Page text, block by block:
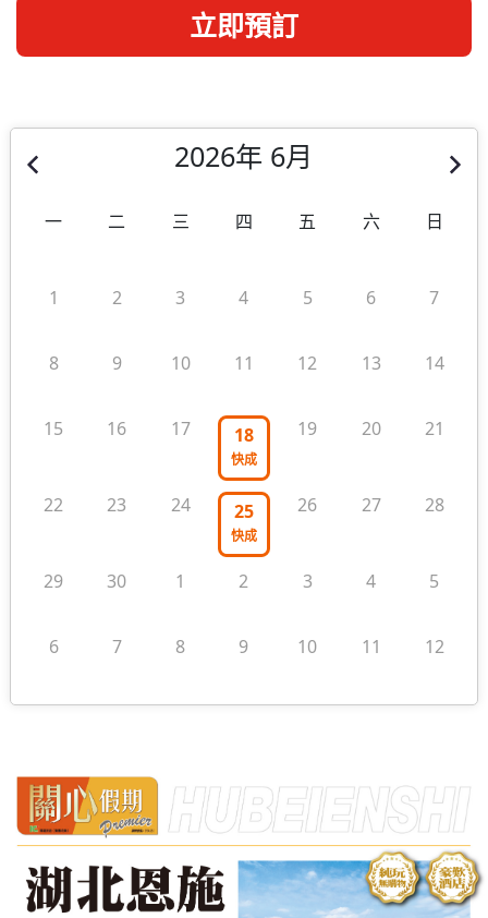
立即預訂
2026年 6月
一 二 三 四 五 六 日
1 2 3 4 5 6 7
8 9 10 11 12 13 14
15 16 17 18
快成
19 20 21
22 23 24 25
快成
26 27 28
29 30 1 2 3 4 5
6 7 8 9 10 11 12